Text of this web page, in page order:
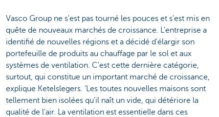
Vasco Group ne s'est pas tourné les pouces et s'est mis en
quête de nouveaux marchés de croissance. L'entreprise a
identifié de nouvelles régions et a décidé d'élargir son
portefeuille de produits au chauffage par le sol et aux
systèmes de ventilation. C'est cette dernière catégorie,
surtout, qui constitue un important marché de croissance,
explique Ketelslegers. ‘Les toutes nouvelles maisons sont
tellement bien isolées qu'il naît un vide, qui détériore la
qualité de l'air. La ventilation est essentielle dans ces